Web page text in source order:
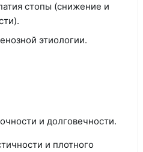
стопы (снижение и
этиологии.
и долговечности.
и плотного